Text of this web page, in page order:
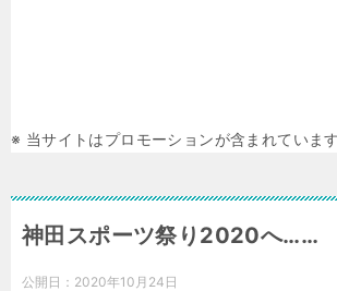
※ 当サイトはプロモーションが含まれています
神田スポーツ祭り2020へ……
公開日： 2020年10月24日